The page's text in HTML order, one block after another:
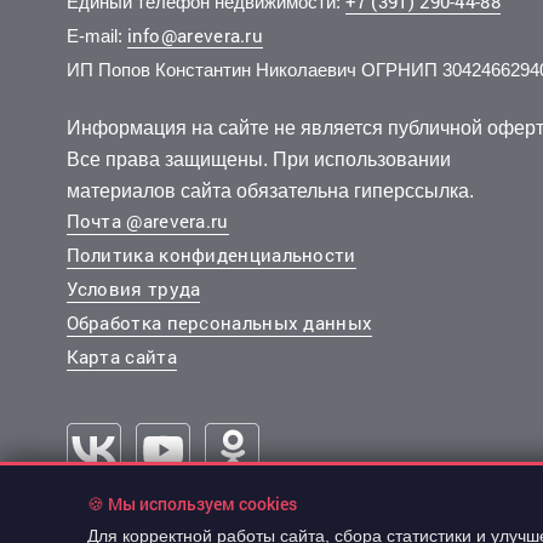
12 500 000 руб. 179 083 руб./м 2
2-комн. 69.8 м 9 эт. из 9
Советский, Авиаторов улица 29
10
3-комн.
10 500 000 руб. 150 215 руб./м 14
5 300 000 руб. 85 761 руб./м2
3-комн. 61.8 м 1 эт. из 5
Кировский, Алёши Тимошенкова улица 78а
4 000
1-комн.
E-mail: info@arevera.ru
ИП Попов Константин Николаевич ОГРНИП
Информация на сайте не является публичной
Все права защищены. При использовании
материалов сайта обязательна гиперссылка.
Почта @arevera.ru
Политика конфиденциальности
Условия труда
Обработка персональных данных
Карта сайта
🍪 Мы используем cookies
Для корректной работы сайта, сбора статистики и